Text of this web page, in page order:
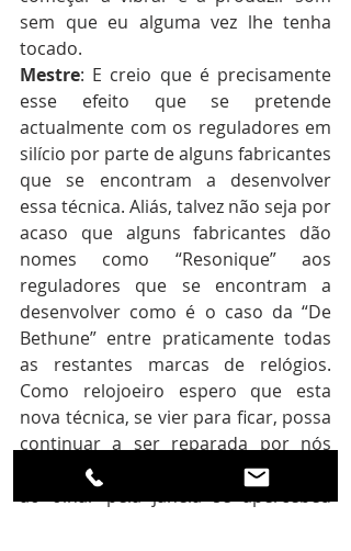
sem que eu alguma vez lhe tenha
tocado.
Mestre: E creio que é precisamente
esse efeito que se pretende
actualmente com os reguladores em
silício por parte de alguns fabricantes
que se encontram a desenvolver
essa técnica. Aliás, talvez não seja por
acaso que alguns fabricantes dão
nomes como “Resonique” aos
reguladores que se encontram a
desenvolver como é o caso da “De
Bethune” entre praticamente todas
as restantes marcas de relógios.
Como relojoeiro espero que esta
nova técnica, se vier para ficar, possa
continuar a ser reparada por nós
disse sorrindo ao mesmo tempo que
ao olhar pela janela se apercebeu